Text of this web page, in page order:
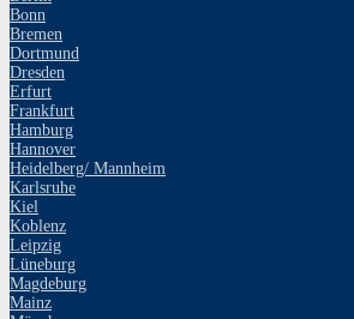
Bonn
Bremen
Dortmund
Dresden
Erfurt
Frankfurt
Hamburg
Hannover
Heidelberg/ Mannheim
Karlsruhe
Kiel
Koblenz
Leipzig
Lüneburg
Magdeburg
Mainz